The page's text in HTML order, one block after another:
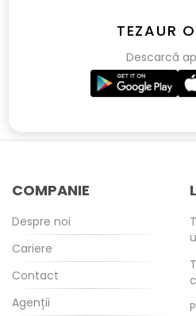
TEZAUR
Descarcă
COMPANIE
Despre noi
Cariere
Contact
Agenții